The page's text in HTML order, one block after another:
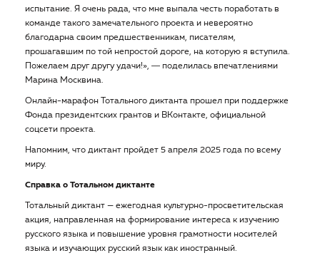
испытание. Я очень рада, что мне выпала честь поработать в
команде такого замечательного проекта и невероятно
благодарна своим предшественникам, писателям,
прошагавшим по той непростой дороге, на которую я вступила.
Пожелаем друг другу удачи!», ― поделилась впечатлениями
Марина Москвина.
Онлайн-марафон Тотального диктанта прошел при поддержке
Фонда президентских грантов и ВКонтакте, официальной
соцсети проекта.
Напомним, что диктант пройдет 5 апреля 2025 года по всему
миру.
Справка о Тотальном диктанте
Тотальный диктант — ежегодная культурно-просветительская
акция, направленная на формирование интереса к изучению
русского языка и повышение уровня грамотности носителей
языка и изучающих русский язык как иностранный.